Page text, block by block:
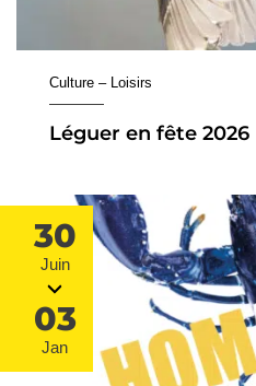
Culture – Loisirs
Léguer en fête 2026
Du
30
Juin
au
03
Jan